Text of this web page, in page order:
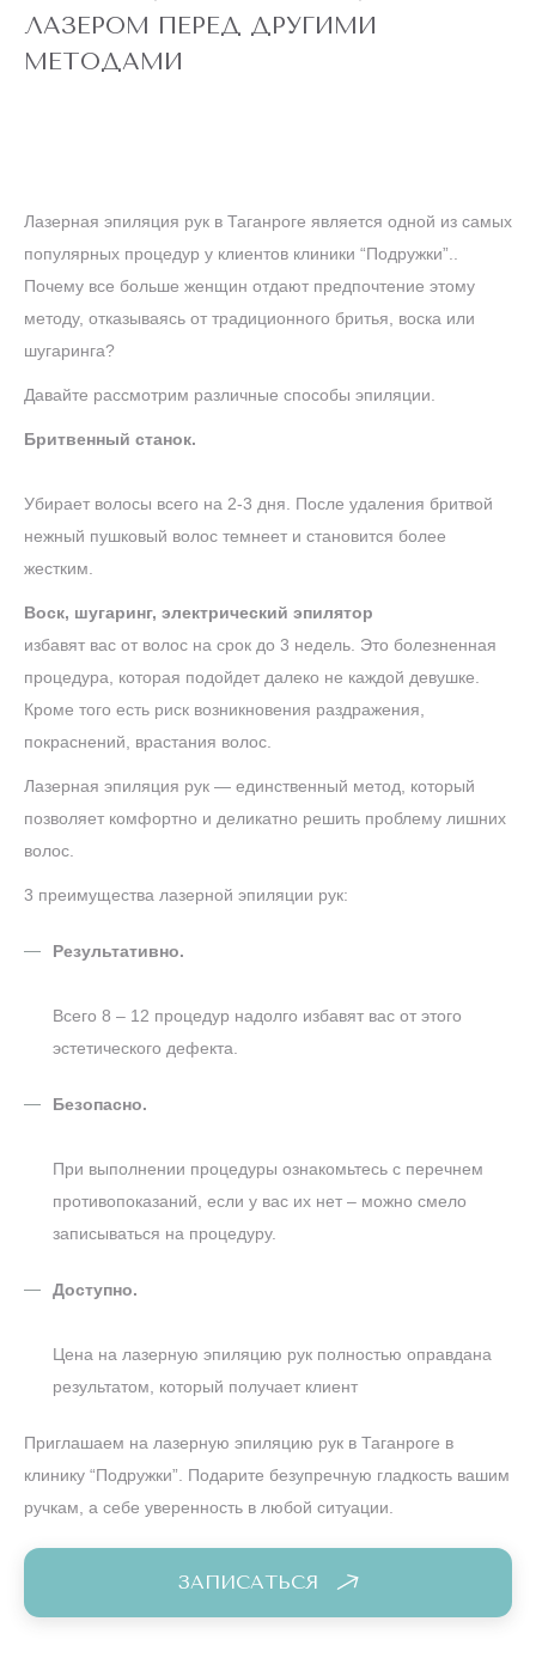
клиентов
5 ДНЕЙ
до
конца акции
ЛАЗЕРОМ ПЕРЕД ДРУГИМИ
МЕТОДАМИ
Лазерная эпиляция рук в Таганроге является одной из самых
популярных процедур у клиентов клиники “Подружки”..
Почему все больше женщин отдают предпочтение этому
методу, отказываясь от традиционного бритья, воска или
шугаринга?
Давайте рассмотрим различные способы эпиляции.
Бритвенный станок.
Убирает волосы всего на 2-3 дня. После удаления бритвой
нежный пушковый волос темнеет и становится более
жестким.
Воск, шугаринг, электрический эпилятор
избавят вас от волос на срок до 3 недель. Это болезненная
процедура, которая подойдет далеко не каждой девушке.
Кроме того есть риск возникновения раздражения,
покраснений, врастания волос.
Лазерная эпиляция рук — единственный метод, который
позволяет комфортно и деликатно решить проблему лишних
волос.
3 преимущества лазерной эпиляции рук:
Результативно.
Всего 8 – 12 процедур надолго избавят вас от этого
эстетического дефекта.
Безопасно.
При выполнении процедуры ознакомьтесь с перечнем
противопоказаний, если у вас их нет – можно смело
записываться на процедуру.
Доступно.
Цена на лазерную эпиляцию рук полностью оправдана
результатом, который получает клиент
Приглашаем на лазерную эпиляцию рук в Таганроге в
клинику “Подружки”. Подарите безупречную гладкость вашим
ручкам, а себе уверенность в любой ситуации.
ЗАПИСАТЬСЯ